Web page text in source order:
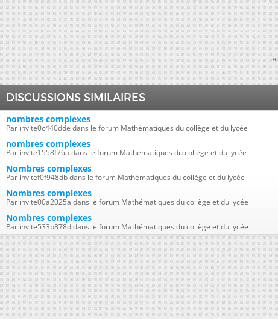
«
DISCUSSIONS SIMILAIRES
nombres complexes
Par invite0c440dde dans le forum Mathématiques du collège et du lycée
nombres complexes
Par invite1558f76a dans le forum Mathématiques du collège et du lycée
Nombres complexes
Par invitef0f948db dans le forum Mathématiques du collège et du lycée
Nombres complexes
Par invite00a2025a dans le forum Mathématiques du collège et du lycée
Nombres complexes
Par invite533b878d dans le forum Mathématiques du collège et du lycée